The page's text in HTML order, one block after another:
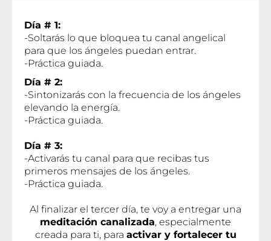
Día # 1:
-Soltarás lo que bloquea tu canal angelical
para que los ángeles puedan entrar.
-Práctica guiada.
Día # 2:
-Sintonizarás con la frecuencia de los ángeles
elevando la energía.
-Práctica guiada.
Día # 3:
-Activarás tu canal para que recibas tus
primeros mensajes de los ángeles.
-Práctica guiada.
Al finalizar el tercer día, te voy a entregar una
meditación canalizada, especialmente
creada para ti, para activar y fortalecer tu